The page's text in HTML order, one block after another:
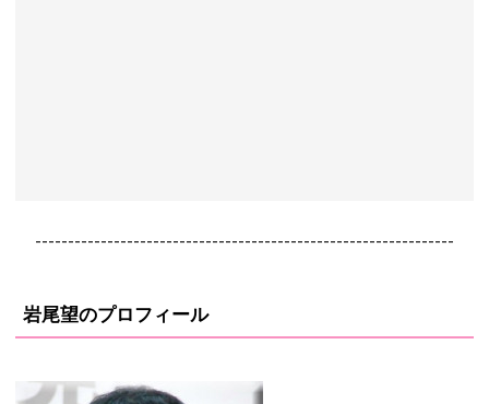
----------------------------------------------------------------
岩尾望のプロフィール